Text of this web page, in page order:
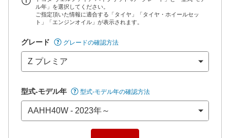
*当該価格は車種別の価格となります。
ル年」を選択してください。
ご指定頂いた情報に適合する「タイヤ」「タイヤ・ホイールセッ
ト」「エンジンオイル」が表示されます。
グレード グレードの確認方法
型式-モデル年 型式-モデル年の確認方法